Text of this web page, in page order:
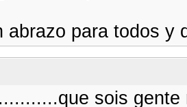
abrazo para todos y
sois